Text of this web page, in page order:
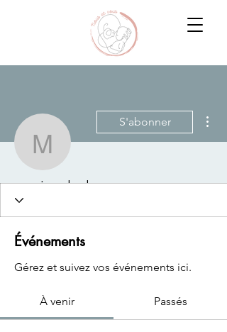
maxime.leclercq
S'abonner
maxime.leclercq
Événements
Gérez et suivez vos événements ici.
À venir Passés